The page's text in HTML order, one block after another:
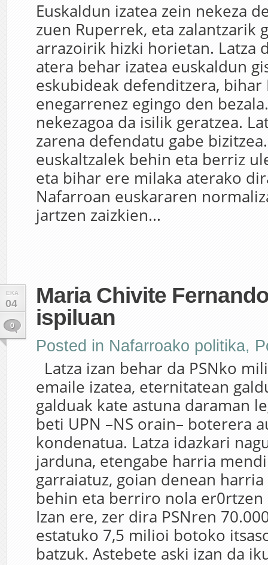
Euskaldun izatea zein nekeza
zuen Ruperrek, eta zalantzarik
arrazoirik hizki horietan. Latza
atera behar izatea euskaldun
eskubideak defenditzera, bihar
enegarrenez egingo den
nekezagoa da isilik geratzea.
zarena defendatu gabe
euskaltzalek behin eta berriz
eta bihar ere milaka aterako
Nafarroan euskararen
jartzen zaizkien...
EKA
04
0
Maria Chivite
ispiluan
Posted in Nafarroako politika,
Latza izan behar da PSNko
emaile izatea, eternitatean
galduak kate astuna daraman
beti UPN –NS orain– boterera
kondenatua. Latza idazkari
jarduna, etengabe harria
garraiatuz, goian denean
behin eta berriro nola
Izan ere, zer dira PSNren
estatuko 7,5 milioi botoko
batzuk. Astebete aski izan da